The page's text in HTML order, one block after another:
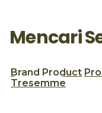
Mencari
Brand Product
Tresemme